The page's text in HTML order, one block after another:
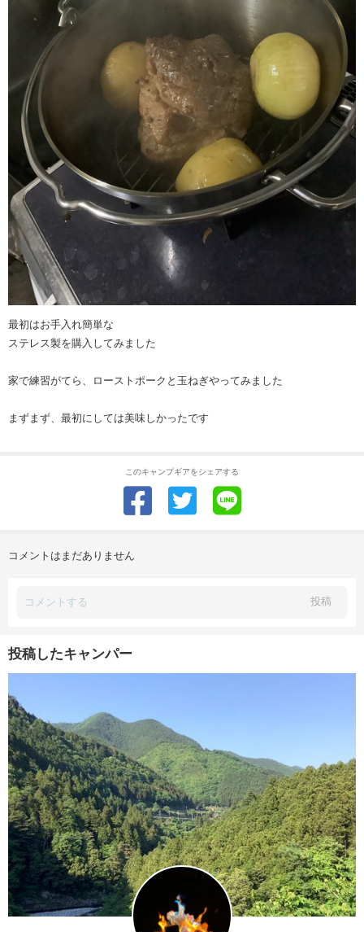
最初はお手入れ簡単な
ステレス製を購入してみました
家で練習がてら、ローストポークと玉ねぎやってみました
まずまず、最初にしては美味しかったです
このキャンプギアをシェアする
コメントはまだありません
投稿
投稿したキャンパー